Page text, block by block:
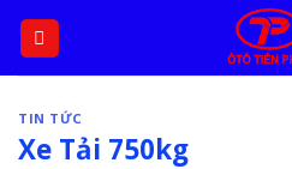
Skip
content
TIN TỨC
Xe Tải 750kg